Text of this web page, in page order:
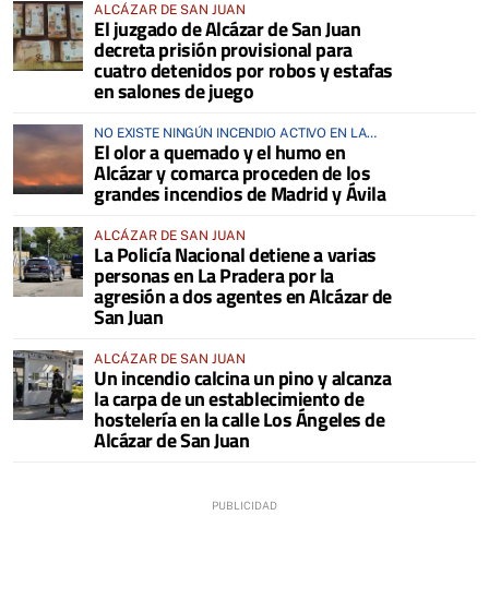
ALCÁZAR DE SAN JUAN
El juzgado de Alcázar de San Juan
decreta prisión provisional para
cuatro detenidos por robos y estafas
en salones de juego
NO EXISTE NINGÚN INCENDIO ACTIVO EN LA
COMARCA
El olor a quemado y el humo en
Alcázar y comarca proceden de los
grandes incendios de Madrid y Ávila
ALCÁZAR DE SAN JUAN
La Policía Nacional detiene a varias
personas en La Pradera por la
agresión a dos agentes en Alcázar de
San Juan
ALCÁZAR DE SAN JUAN
Un incendio calcina un pino y alcanza
la carpa de un establecimiento de
hostelería en la calle Los Ángeles de
Alcázar de San Juan